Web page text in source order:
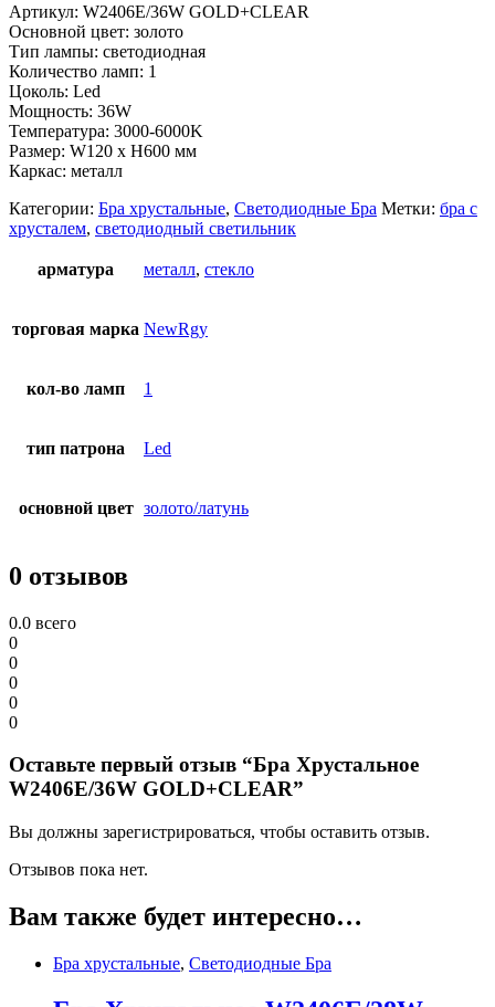
Артикул: W2406E/36W GOLD+CLEAR
Основной цвет: золото
Тип лампы: светодиодная
Количество ламп: 1
Цоколь: Led
Мощность: 36W
Температура: 3000-6000K
Размер: W120 x H600 мм
Каркас: металл
Категории: Бра хрустальные, Светодиодные Бра Метки: бра с
хрусталем, светодиодный светильник
арматура металл, стекло
торговая марка NewRgy
кол-во ламп 1
тип патрона Led
основной цвет золото/латунь
0 отзывов
0.0 всего
0
0
0
0
0
Оставьте первый отзыв “Бра Хрустальное
W2406E/36W GOLD+CLEAR”
Вы должны зарегистрироваться, чтобы оставить отзыв.
Отзывов пока нет.
Вам также будет интересно…
Бра хрустальные, Светодиодные Бра